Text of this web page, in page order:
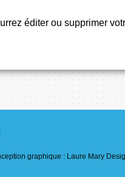
éditer ou supprimer
graphique : Laure Mary